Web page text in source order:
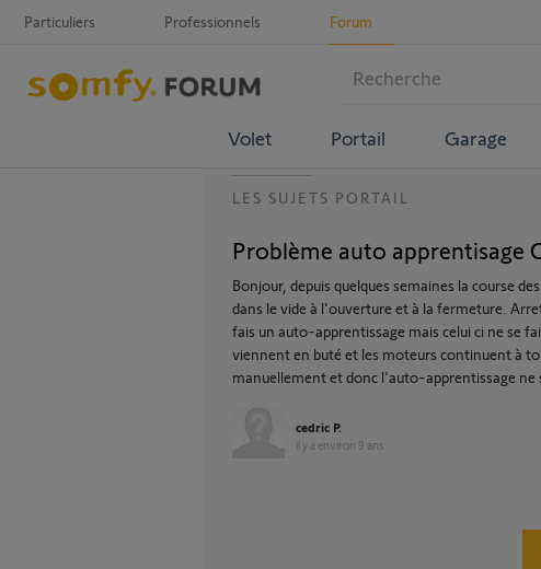
Particuliers Professionnels Forum
Volet Portail Garage
LES SUJETS PORTAIL
Problème auto apprentisage
Bonjour, depuis quelques semaines la course
dans le vide à l'ouverture et à la fermeture.
fais un auto-apprentissage mais celui ci ne se
viennent en buté et les moteurs continuent à
manuellement et donc l'auto-apprentissage ne
cedric P.
il y a environ 9 ans